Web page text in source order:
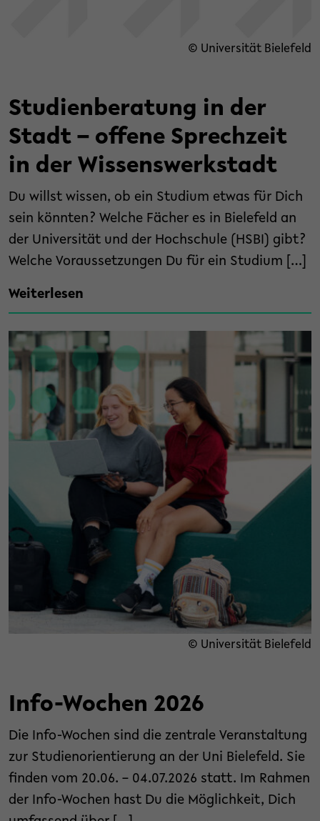
© Universität Bielefeld
Studienberatung in der
Stadt – offene Sprechzeit
in der Wissenswerkstadt
Du willst wissen, ob ein Studium etwas für Dich
sein könnten? Welche Fächer es in Bielefeld an
der Universität und der Hochschule (HSBI) gibt?
Welche Voraussetzungen Du für ein Studium […]
Weiterlesen
© Universität Bielefeld
Info-Wochen 2026
Die Info-Wochen sind die zentrale Veranstaltung
zur Studienorientierung an der Uni Bielefeld. Sie
finden vom 20.06. – 04.07.2026 statt. Im Rahmen
der Info-Wochen hast Du die Möglichkeit, Dich